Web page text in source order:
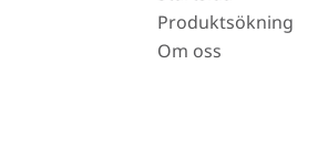
Produktsökning
Om oss